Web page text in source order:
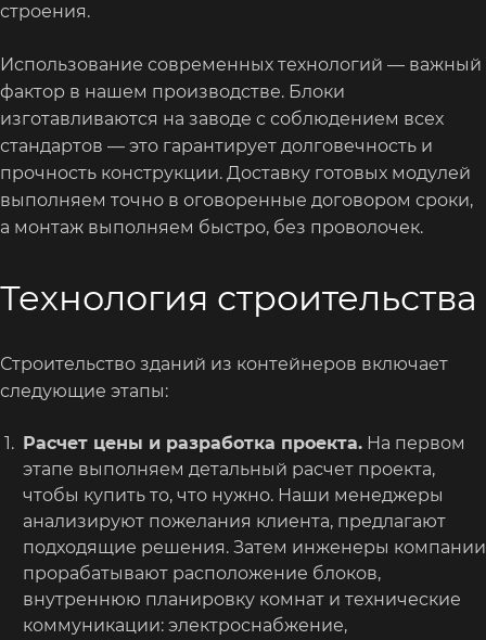
строения.
Использование современных технологий — важный
фактор в нашем производстве. Блоки
изготавливаются на заводе с соблюдением всех
стандартов — это гарантирует долговечность и
прочность конструкции. Доставку готовых модулей
выполняем точно в оговоренные договором сроки,
а монтаж выполняем быстро, без проволочек.
Технология строительства
Строительство зданий из контейнеров включает
следующие этапы:
Расчет цены и разработка проекта. На первом
этапе выполняем детальный расчет проекта,
чтобы купить то, что нужно. Наши менеджеры
анализируют пожелания клиента, предлагают
подходящие решения. Затем инженеры компании
прорабатывают расположение блоков,
внутреннюю планировку комнат и технические
коммуникации: электроснабжение,